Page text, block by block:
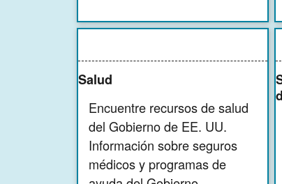
Salud
Encuentre recursos de salud
del Gobierno de EE. UU.
Información sobre seguros
médicos y programas de